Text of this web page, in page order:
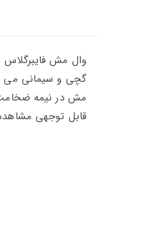
وال‌ مش فایبرگلاس
گچی و سیمانی می‌
مش در نیمه
قابل‌ توجهی